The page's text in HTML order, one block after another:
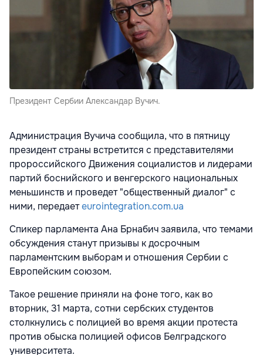
Президент Сербии Александар Вучич.
Администрация Вучича сообщила, что в пятницу
президент страны встретится с представителями
пророссийского Движения социалистов и лидерами
партий боснийского и венгерского национальных
меньшинств и проведет "общественный диалог" с
ними, передаетeurointegration.com.ua
Спикер парламента Ана Брнабич заявила, что темами
обсуждения станут призывы к досрочным
парламентским выборам и отношения Сербии с
Европейским союзом.
Такое решение приняли на фоне того, как во
вторник, 31 марта, сотни сербских студентов
столкнулись с полицией во время акции протеста
против обыска полицией офисов Белградского
университета.